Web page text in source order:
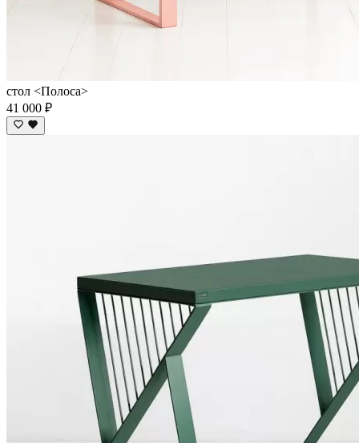
стол <Полоса>
41 000 ₽